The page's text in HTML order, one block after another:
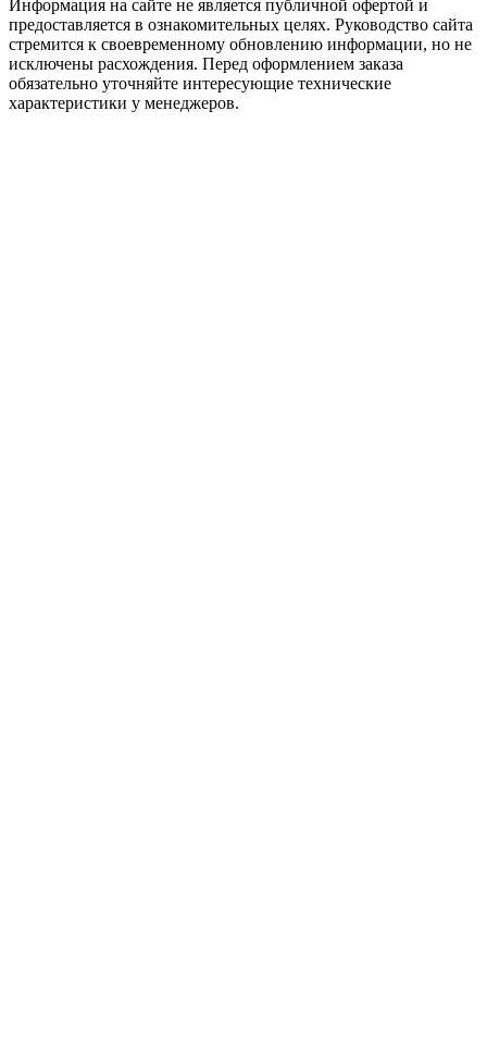
Информация на сайте не является публичной офертой и
предоставляется в ознакомительных целях. Руководство сайта
стремится к своевременному обновлению информации, но не
исключены расхождения. Перед оформлением заказа
обязательно уточняйте интересующие технические
характеристики у менеджеров.